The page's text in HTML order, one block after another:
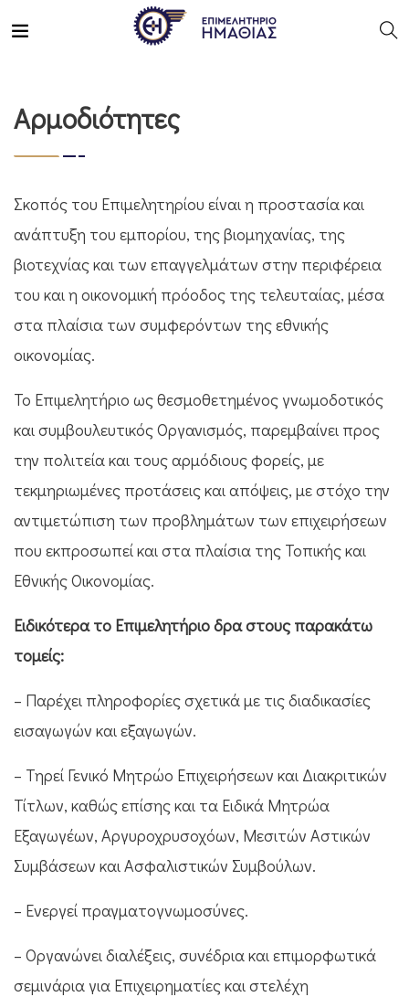
Αρμοδιότητες
Σκοπός του Επιμελητηρίου είναι η προστασία και
ανάπτυξη του εμπορίου, της βιομηχανίας, της
βιοτεχνίας και των επαγγελμάτων στην περιφέρεια
του και η οικονομική πρόοδος της τελευταίας, μέσα
στα πλαίσια των συμφερόντων της εθνικής
οικονομίας.
Το Επιμελητήριο ως θεσμοθετημένος γνωμοδοτικός
και συμβουλευτικός Οργανισμός, παρεμβαίνει προς
την πολιτεία και τους αρμόδιους φορείς, με
τεκμηριωμένες προτάσεις και απόψεις, με στόχο την
αντιμετώπιση των προβλημάτων των επιχειρήσεων
που εκπροσωπεί και στα πλαίσια της Τοπικής και
Εθνικής Οικονομίας.
Ειδικότερα το Επιμελητήριο δρα στους παρακάτω
τομείς:
– Παρέχει πληροφορίες σχετικά με τις διαδικασίες
εισαγωγών και εξαγωγών.
– Τηρεί Γενικό Μητρώο Επιχειρήσεων και Διακριτικών
Τίτλων, καθώς επίσης και τα Ειδικά Μητρώα
Εξαγωγέων, Αργυροχρυσοχόων, Μεσιτών Αστικών
Συμβάσεων και Ασφαλιστικών Συμβούλων.
– Ενεργεί πραγματογνωμοσύνες.
– Οργανώνει διαλέξεις, συνέδρια και επιμορφωτικά
σεμινάρια για Επιχειρηματίες και στελέχη